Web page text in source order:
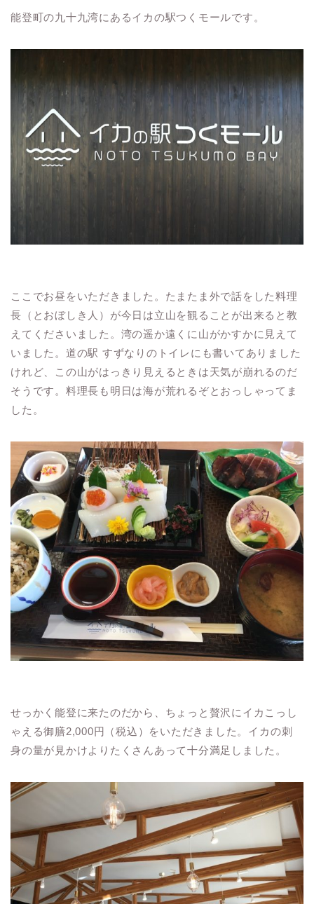
能登町の九十九湾にあるイカの駅つくモールです。
ここでお昼をいただきました。たまたま外で話をした料理
長（とおぼしき人）が今日は立山を観ることが出来ると教
えてくださいました。湾の遥か遠くに山がかすかに見えて
いました。道の駅 すずなりのトイレにも書いてありました
けれど、この山がはっきり見えるときは天気が崩れるのだ
そうです。料理長も明日は海が荒れるぞとおっしゃってま
した。
せっかく能登に来たのだから、ちょっと贅沢にイカこっし
ゃえる御膳2,000円（税込）をいただきました。イカの刺
身の量が見かけよりたくさんあって十分満足しました。